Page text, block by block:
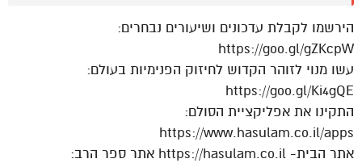
הירשמו לקבלת עדכונים ושיעורים נבחרים:
https://goo.gl/gZKcpW
עשו מנוי לזוהר הקדוש לחיזוק הפנימיות בעולם:
https://goo.gl/Ki4gQE
התקינו את אפליקציית הסולם:
https://www.hasulam.co.il/apps
אתר הבית- https://hasulam.co.il אתר ספר הרב: